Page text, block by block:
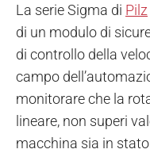
La serie Sigma di Pilz
di un modulo di
di controllo della
campo
monitorare che la
lineare, non superi
macchina sia in